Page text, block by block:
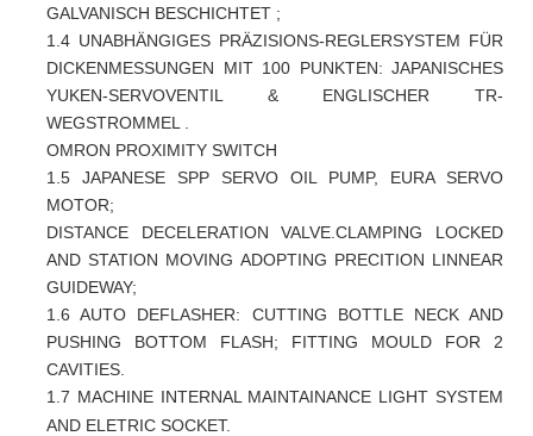
GALVANISCH BESCHICHTET ;
1.4 UNABHÄNGIGES PRÄZISIONS-REGLERSYSTEM FÜR
DICKENMESSUNGEN MIT 100 PUNKTEN: JAPANISCHES
YUKEN-SERVOVENTIL & ENGLISCHER TR-
WEGSTROMMEL
OMRON PROXIMITY SWITCH
1.5 JAPANESE SPP SERVO OIL PUMP, EURA SERVO
MOTOR;
DISTANCE DECELERATION VALVE.CLAMPING LOCKED
AND STATION MOVING ADOPTING PRECITION LINNEAR
GUIDEWAY;
1.6 AUTO DEFLASHER: CUTTING BOTTLE NECK AND
PUSHING BOTTOM FLASH; FITTING MOULD FOR 2
CAVITIES.
1.7 MACHINE INTERNAL MAINTAINANCE LIGHT SYSTEM
AND ELETRIC SOCKET.